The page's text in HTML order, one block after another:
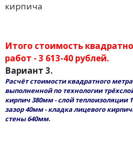
кирпича
Итого стоимость
работ - 3 613-40 рублей.
Вариант 3.
Расчёт стоимости квадратного
выполненной по технологии
кирпич 380мм - слой теплоизоляции
зазор 40мм - кладка лицевого
стены 640мм.